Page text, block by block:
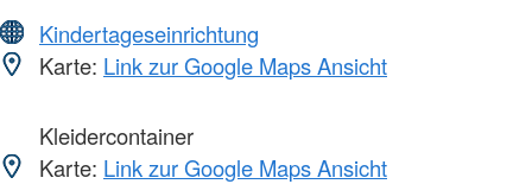
Kindertageseinrichtung
Karte: Link zur Google Maps Ansicht
Kleidercontainer
Karte: Link zur Google Maps Ansicht